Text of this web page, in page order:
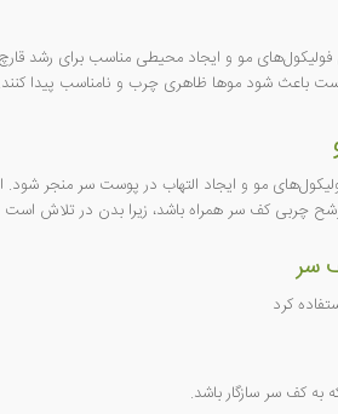
مو و ایجاد محیطی مناسب برای رشد
باعث شود موها ظاهری چرب و نامناسب پیدا کنند.
مو و ایجاد التهاب در پوست سر منجر
چربی کف سر همراه باشد، زیرا بدن در تلاش است
سر
کرد
به کف سر سازگار باشد.